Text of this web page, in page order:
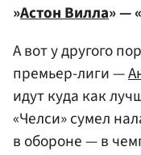
»Астон Вилла» —
А вот у другого
премьер-лиги —
идут куда как
«Челси» сумел
в обороне — в